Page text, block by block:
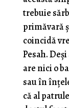
trebuie
primăvară
coincidă
Pesah.
are nici o
sau în
că al